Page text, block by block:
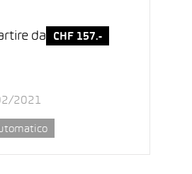
da CHF 157.-
2021